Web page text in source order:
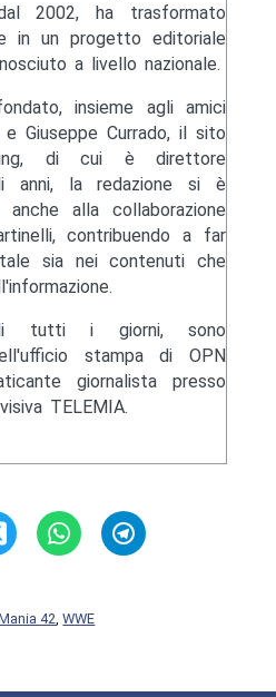
2002, ha trasformato
in un progetto editoriale
a livello nazionale.
insieme agli amici
Giuseppe Currado, il sito
di cui è direttore
anni, la redazione si è
anche alla collaborazione
contribuendo a far
sia nei contenuti che
tutti i giorni, sono
stampa di OPN
giornalista presso
TELEMIA.
42 ,WWE